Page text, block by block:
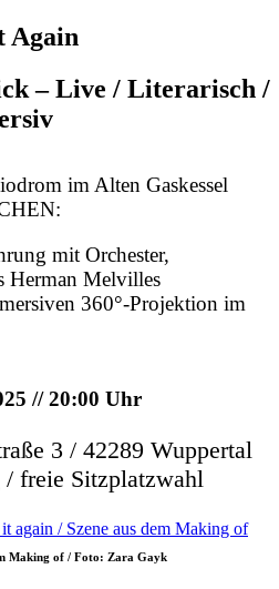
Again
– Live / Literarisch /
im Alten Gaskessel
mit Orchester,
Herman Melvilles
360°-Projektion im
// 20:00 Uhr
3 / 42289 Wuppertal
/ freie Sitzplatzwahl
Making of / Foto: Zara Gayk